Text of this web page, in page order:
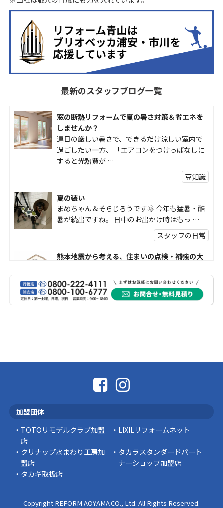
最新のスタッフブログ一覧
窓の断熱リフォームで夏の暑さ対策＆省エネを
しませんか？
連日の厳しい暑さで、できるだけ涼しい室内で
過ごしたい一方、 「エアコンをつけっぱなしに
すると光熱費が …
豆知識
夏の装い
まめちゃん＆そらじろうです🌞 今年も猛暑・酷
暑が続出ですね。 日中のお出かけ時はもっ …
スタッフの日常
熊本地震から考える、住まいの点検・補強の大
熊本地震で被害を受けられた皆様には、心より
お見舞い申し上げます。 震度7の大きな揺れが発
生し、その後 …
「そろそろ塗り替えが必要かな？」 「訪問営業
豆知識
加盟団体
TOTOリモデルクラブ加盟
店
LIXILリフォームネット
クリナップ水まわり工房加
盟店
タカラスタンダードパート
ナーショップ加盟店
タカギ取扱店
Copyright REFORM AOYAMA CO., Ltd. All Rights Reserved.